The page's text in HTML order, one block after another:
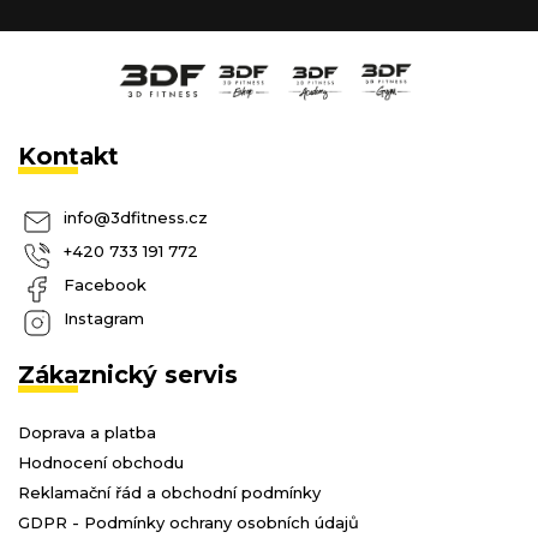
Kontakt
info@3dfitness.cz
+420 733 191 772
Facebook
Instagram
Zákaznický servis
Doprava a platba
Hodnocení obchodu
Reklamační řád a obchodní podmínky
GDPR - Podmínky ochrany osobních údajů